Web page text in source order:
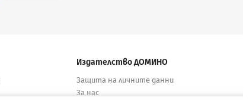
Издателство ДОМИНО
Защита на личните данни
За нас